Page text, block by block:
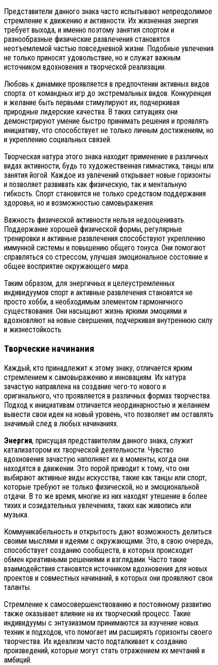
Представители данного знака часто испытывают непреодолимое
стремление к движению и активности. Их жизненная энергия
требует выхода, и именно поэтому занятия спортом и
разнообразные физические развлечения становятся
неотъемлемой частью повседневной жизни. Подобные увлечения
не только приносят удовольствие, но и служат важным
источником вдохновения и творческой реализации.
Любовь к динамике проявляется в предпочтении активных видов
спорта: от командных игр до экстремальных видов. Конкуренция
и желание быть первыми стимулируют их, подчеркивая
природные лидерские качества. В таких ситуациях они
демонстрируют умение быстро принимать решения и проявлять
инициативу, что способствует не только личным достижениям, но
и укреплению социальных связей.
Творческая натура этого знака находит применение в различных
видах активности, будь то художественная гимнастика, танцы или
занятия йогой. Каждое из увлечений открывает новые горизонты
и позволяет развивать как физическую, так и ментальную
гибкость. Спорт становится не только средством поддержания
здоровья, но и возможностью самовыражения.
Важность физической активности нельзя недооценивать.
Поддержание хорошей физической формы, регулярные
тренировки и активные развлечения способствуют укреплению
иммунной системы и повышению общего тонуса. Они помогают
справляться со стрессом, улучшая эмоциональное состояние и
общее восприятие окружающего мира.
Таким образом, для энергичных и целеустремленных
индивидуумов спорт и активные развлечения становятся не
просто хобби, а необходимым элементом гармоничного
существования. Они насыщают жизнь яркими эмоциями и
вдохновляют на новые свершения, подчеркивая внутреннюю силу
и жизнестойкость.
Творческие начинания
Каждый, кто принадлежит к этому знаку, отличается ярким
стремлением к самовыражению и инновациям. Их натура
зачастую направлена на создание чего-то нового и
оригинального, что проявляется в различных формах творчества.
Подход к инициативам отличается неординарностью и желанием
вывести свои идеи на новый уровень, что позволяет им оставлять
значимый след в любых начинаниях.
Энергия, присущая представителям данного знака, служит
катализатором их творческой деятельности. Чувство
вдохновения зачастую наполняет их в моменты, когда они
находятся в движении. Это порой приводит к тому, что они
выбирают активные виды искусства, такие как танцы или спорт,
которые требуют не только физической, но и эмоциональной
отдачи. В то же время, многие из них находят утешение в более
тихих и созидательных увлечениях, таких как живопись или
музыка.
Коммуникабельность и открытость дают возможность делиться
своими мыслями и идеями с окружающими. Это, в свою очередь,
способствует созданию сообществ, в которых происходит
обмен креативными решениями и взглядами. Часто такие
взаимодействия становятся источником вдохновения для новых
проектов и совместных начинаний, в которых они проявляют свои
таланты.
Стремление к самосовершенствованию и постоянному развитию
также оказывает влияние на их творческий процесс. Такие
индивидуумы с энтузиазмом принимаются за изучение новых
техник и подходов, что помогает им расширять горизонты своего
творчества. Их идеализм часто подталкивает к созданию
произведений, которые могут стать отражением их мечтаний и
амбиций.